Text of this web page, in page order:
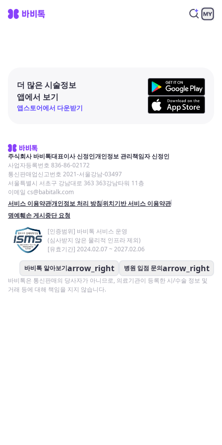
더 많은 시술정보
앱에서 보기
앱스토어에서 다운받기
주식회사 바비톡대표이사 신정인개인정보 관리책임자 신정인
사업자등록번호 836-86-02172
통신판매업신고번호 2021-서울강남-03497
서울특별시 서초구 강남대로 363 363강남타워 11층
이메일 cs@babitalk.com
서비스 이용약관개인정보 처리 방침위치기반 서비스 이용약관
명예훼손 게시중단 요청
[인증범위] 바비톡 서비스 운영
(심사받지 않은 물리적 인프라 제외)
[유효기간] 2024.02.07 ~ 2027.02.06
바비톡 알아보기arrow_right 병원 입점 문의arrow_right
바비톡은 통신판매의 당사자가 아니므로, 의료기관이 등록한 시/수술 정보 및
거래 등에 대해 책임을 지지 않습니다.